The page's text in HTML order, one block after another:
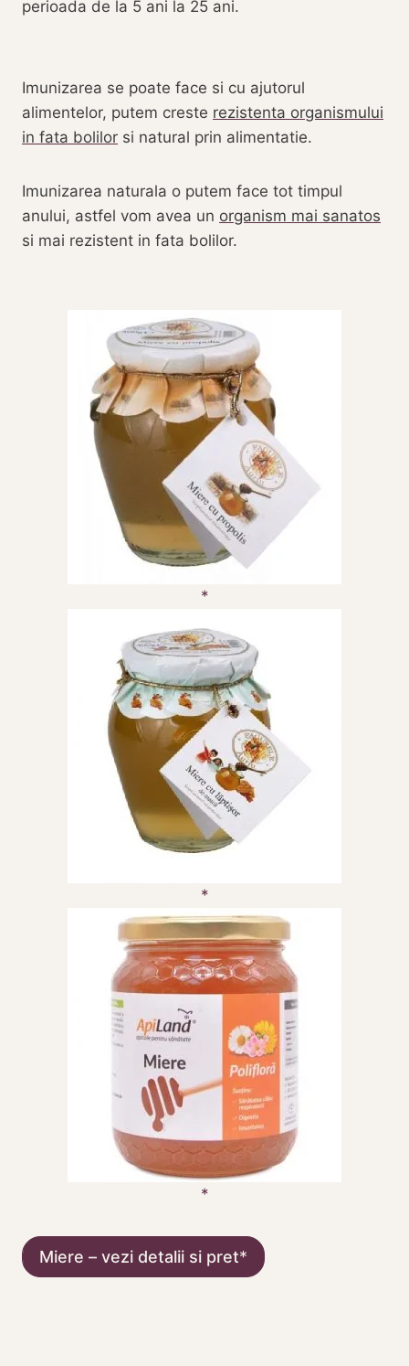
perioada de la 5 ani la 25 ani.
Imunizarea se poate face si cu ajutorul
alimentelor, putem creste rezistenta organismului
in fata bolilor si natural prin alimentatie.
Imunizarea naturala o putem face tot timpul
anului, astfel vom avea un organism mai sanatos
si mai rezistent in fata bolilor.
Miere – vezi detalii si pret